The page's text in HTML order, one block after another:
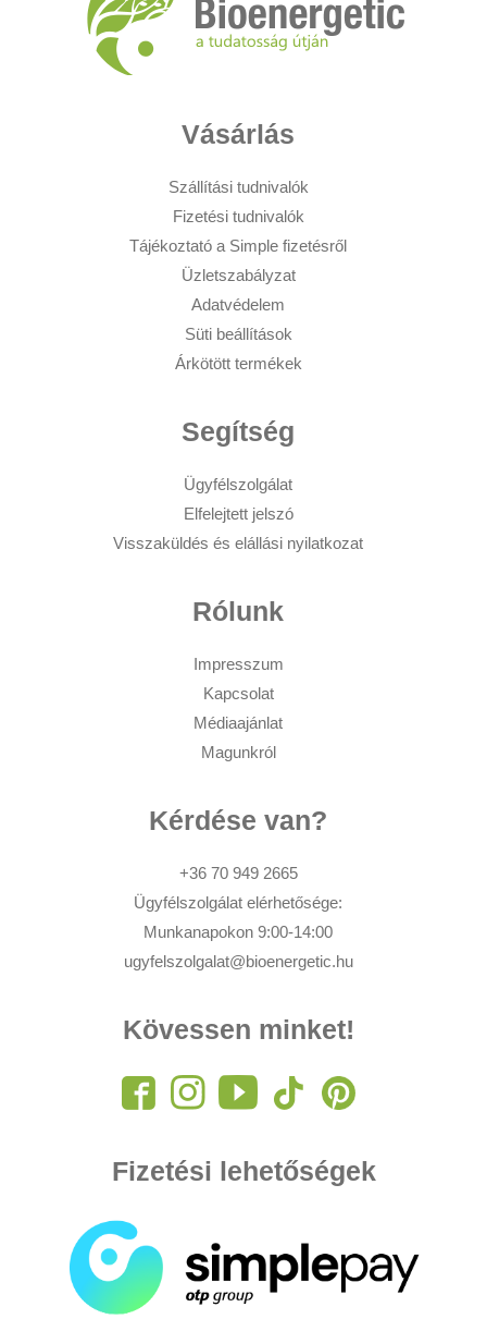
Vásárlás
Szállítási tudnivalók
Fizetési tudnivalók
Tájékoztató a Simple fizetésről
Üzletszabályzat
Adatvédelem
Süti beállítások
Árkötött termékek
Segítség
Ügyfélszolgálat
Elfelejtett jelszó
Visszaküldés és elállási nyilatkozat
Rólunk
Impresszum
Kapcsolat
Médiaajánlat
Magunkról
Kérdése van?
+36 70 949 2665
Ügyfélszolgálat elérhetősége:
Munkanapokon 9:00-14:00
ugyfelszolgalat@bioenergetic.hu
Kövessen minket!
Fizetési lehetőségek